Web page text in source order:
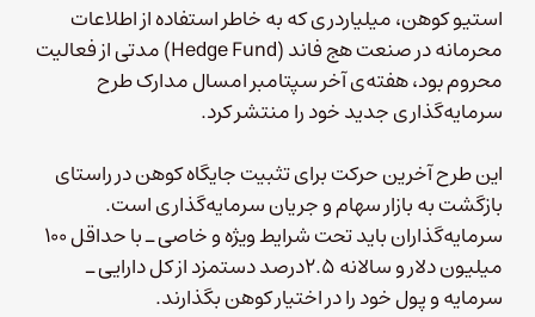
استیو کوهن، میلیاردری که به خاطر استفاده از اطلاعات
محرمانه در صنعت هج فاند (Hedge Fund) مدتی از فعالیت
محروم بود، هفته‌ی آخر سپتامبر امسال مدارک طرح
سرمایه‌گذاری جدید خود را منتشر کرد.
این طرح آخرین حرکت برای تثبیت جایگاه کوهن در راستای
بازگشت به بازار سهام و جریان سرمایه‌گذاری است.
سرمایه‌گذاران باید تحت شرایط ویژه و خاصی ـ با حداقل ۱۰۰
میلیون دلار و سالانه ۲.۵درصد دستمزد از کل دارایی ـ
سرمایه و پول خود را در اختیار کوهن بگذارند.